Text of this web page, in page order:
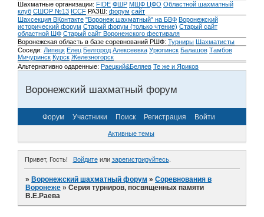
Шахматные организации: FIDE ФШР МШФ ЦФО Областной шахматный
клуб СШОР №13 ICCF РАЗШ: форум сайт
Шахсекция ВКонтакте "Воронеж шахматный" на БВФ Воронежский
исторический форум Cтарый форум (только чтение) Старый сайт
областной ШФ Старый сайт Воронежского фестиваля
Воронежская область в базе соревнований РШФ: Турниры Шахматисты
Соседи: Липецк Елец Белгород Алексеевка Урюпинск Балашов Тамбов
Мичуринск Курск Железногорск
Альтернативно одаренные: Раецкий&Беляев Те же и Яриков
Воронежский шахматный форум
Форум Участники Поиск Регистрация Войти
Активные темы
Привет, Гость! Войдитеили зарегистрируйтесь.
»Воронежский шахматный форум »Соревнования в
Воронеже »Серия турниров, посвященных памяти
В.Е.Раева